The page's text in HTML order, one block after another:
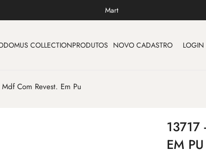
Mart
DOMUS COLLECTIONPRODUTOS NOVO CADASTRO LOGIN
Com Revest. Em Pu
13717
EM PU